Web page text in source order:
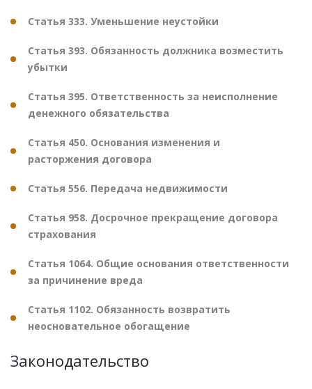
Статья 333. Уменьшение неустойки
Статья 393. Обязанность должника возместить
убытки
Статья 395. Ответственность за неисполнение
денежного обязательства
Статья 450. Основания изменения и
расторжения договора
Статья 556. Передача недвижимости
Статья 958. Досрочное прекращение договора
страхования
Статья 1064. Общие основания ответственности
за причинение вреда
Статья 1102. Обязанность возвратить
неосновательное обогащение
Законодательство